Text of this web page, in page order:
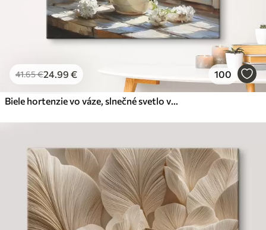
41.65€24.99 € 100
Biele hortenzie vo váze, slnečné svetlo v okne, olejomaľba